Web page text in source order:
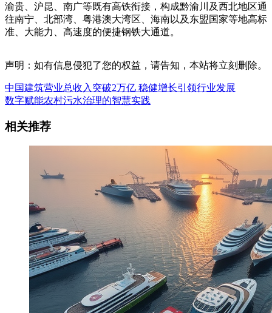
渝贵、沪昆、南广等既有高铁衔接，构成黔渝川及西北地区通
往南宁、北部湾、粤港澳大湾区、海南以及东盟国家等地高标
准、大能力、高速度的便捷钢铁大通道。
声明：如有信息侵犯了您的权益，请告知，本站将立刻删除。
中国建筑营业总收入突破2万亿 稳健增长引领行业发展
数字赋能农村污水治理的智慧实践
相关推荐